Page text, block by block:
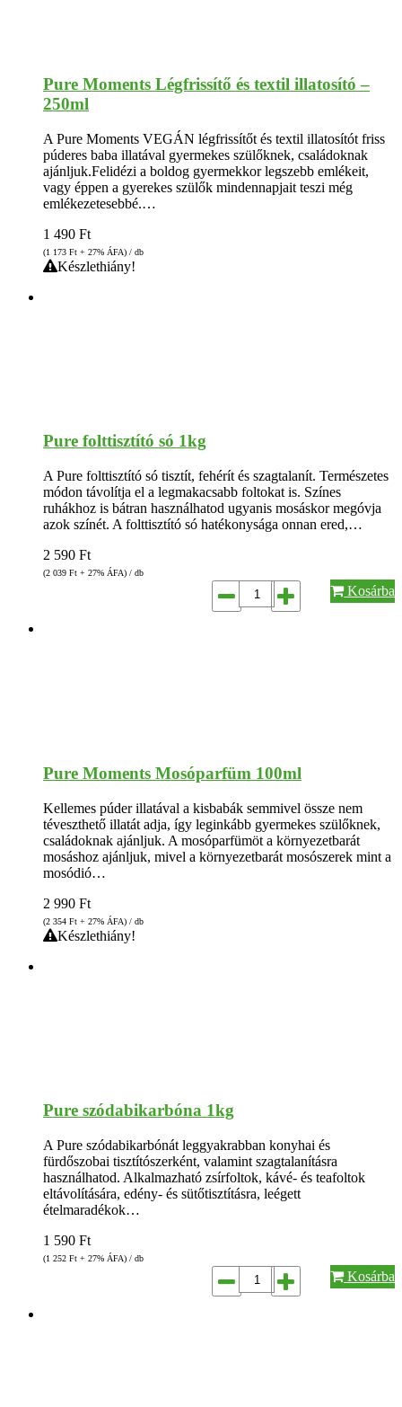
Pure Moments Légfrissítő és textil illatosító –
250ml
A Pure Moments VEGÁN légfrissítőt és textil illatosítót friss
púderes baba illatával gyermekes szülőknek, családoknak
ajánljuk.Felidézi a boldog gyermekkor legszebb emlékeit,
vagy éppen a gyerekes szülők mindennapjait teszi még
emlékezetesebbé.…
1 490 Ft
(1 173 Ft + 27% ÁFA) / db
Készlethiány!
Pure folttisztító só 1kg
A Pure folttisztító só tisztít, fehérít és szagtalanít. Természetes
módon távolítja el a legmakacsabb foltokat is. Színes
ruhákhoz is bátran használhatod ugyanis mosáskor megóvja
azok színét. A folttisztító só hatékonysága onnan ered,…
2 590 Ft
(2 039 Ft + 27% ÁFA) / db
Kosárba
Pure Moments Mosóparfüm 100ml
Kellemes púder illatával a kisbabák semmivel össze nem
téveszthető illatát adja, így leginkább gyermekes szülőknek,
családoknak ajánljuk. A mosóparfümöt a környezetbarát
mosáshoz ajánljuk, mivel a környezetbarát mosószerek mint a
mosódió…
2 990 Ft
(2 354 Ft + 27% ÁFA) / db
Készlethiány!
Pure szódabikarbóna 1kg
A Pure szódabikarbónát leggyakrabban konyhai és
fürdőszobai tisztítószerként, valamint szagtalanításra
használhatod. Alkalmazható zsírfoltok, kávé- és teafoltok
eltávolítására, edény- és sütőtisztításra, leégett
ételmaradékok…
1 590 Ft
(1 252 Ft + 27% ÁFA) / db
Kosárba